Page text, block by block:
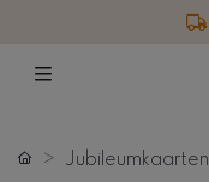
Jubileumkaarten